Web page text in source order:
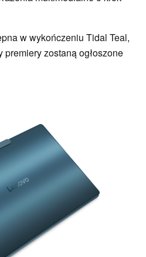
w wykończeniu Tidal Teal,
premiery zostaną ogłoszone